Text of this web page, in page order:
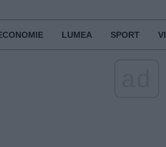
LUMEA SPORT